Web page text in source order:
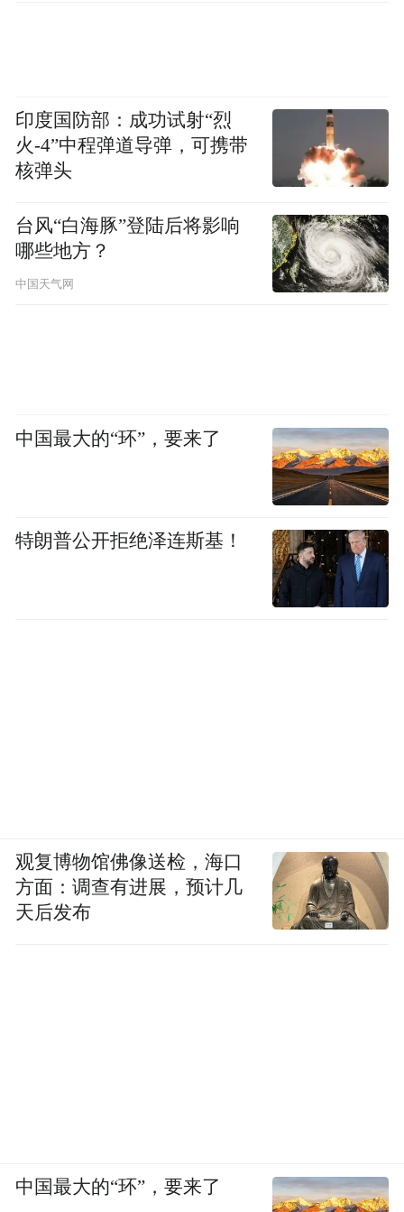
印度国防部：成功试射“烈
火-4”中程弹道导弹，可携带
核弹头
台风“白海豚”登陆后将影响
哪些地方？
中国天气网
中国最大的“环”，要来了
特朗普公开拒绝泽连斯基！
观复博物馆佛像送检，海口
方面：调查有进展，预计几
天后发布
中国最大的“环”，要来了